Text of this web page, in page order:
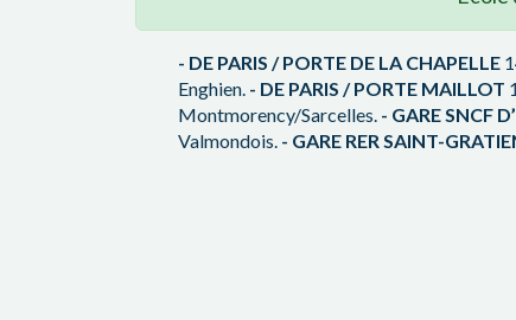
- DE PARIS / PORTE DE LA CHAPELLE
Enghien. - DE PARIS / PORTE MAILLOT
Montmorency/Sarcelles. - GARE SNCF
Valmondois. - GARE RER SAINT-